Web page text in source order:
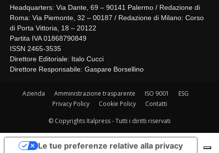
Headquarters: Via Dante, 69 – 90141 Palermo / Redazione di
Roma: Via Piemonte, 32 – 00187 / Redazione di Milano: Corso
di Porta Vittoria, 18 – 20122
Partita IVA 01868790849
ISSN 2465-3535
Direttore Editoriale: Italo Cucci
Direttore Responsabile: Gaspare Borsellino
Azienda Amministrazione trasparente ISO 9001
ESG
Privacy Policy
Cookie Policy Contatti
© Copyrights Italpress - Tutti i diritti riservati
Le tue preferenze relative alla privacy